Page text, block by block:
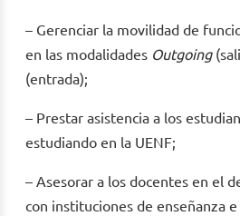
– Gerenciar la movilidad de
en las modalidades Outgoing
(entrada);
– Prestar asistencia a los
estudiando en la UENF;
– Asesorar a los docentes en el
con instituciones de enseñanza